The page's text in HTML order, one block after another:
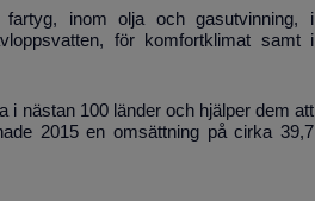
inom olja och gasutvinning, i
för komfortklimat samt i
i nästan 100 länder och hjälper dem att
2015 en omsättning på cirka 39,7